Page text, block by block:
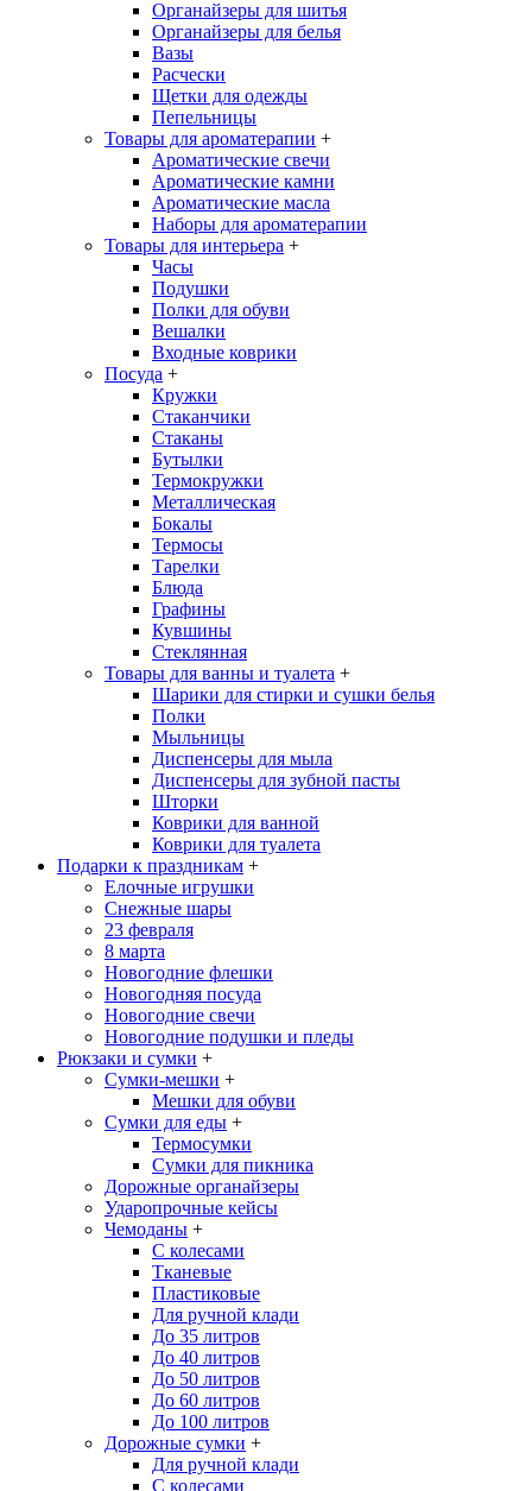
Органайзеры для шитья
Органайзеры для белья
Вазы
Расчески
Щетки для одежды
Пепельницы
Товары для ароматерапии +
Ароматические свечи
Ароматические камни
Ароматические масла
Наборы для ароматерапии
Товары для интерьера +
Часы
Подушки
Полки для обуви
Вешалки
Входные коврики
Посуда +
Кружки
Стаканчики
Стаканы
Бутылки
Термокружки
Металлическая
Бокалы
Термосы
Тарелки
Блюда
Графины
Кувшины
Стеклянная
Товары для ванны и туалета +
Шарики для стирки и сушки белья
Полки
Мыльницы
Диспенсеры для мыла
Диспенсеры для зубной пасты
Шторки
Коврики для ванной
Коврики для туалета
Подарки к праздникам +
Елочные игрушки
Снежные шары
23 февраля
8 марта
Новогодние флешки
Новогодняя посуда
Новогодние свечи
Новогодние подушки и пледы
Рюкзаки и сумки +
Сумки-мешки +
Мешки для обуви
Сумки для еды +
Термосумки
Сумки для пикника
Дорожные органайзеры
Ударопрочные кейсы
Чемоданы +
С колесами
Тканевые
Пластиковые
Для ручной клади
До 35 литров
До 40 литров
До 50 литров
До 60 литров
До 100 литров
Дорожные сумки +
Для ручной клади
С колесами